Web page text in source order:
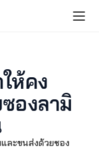
ห้คง
องลามิ
ละขนส่งด้วยซอง